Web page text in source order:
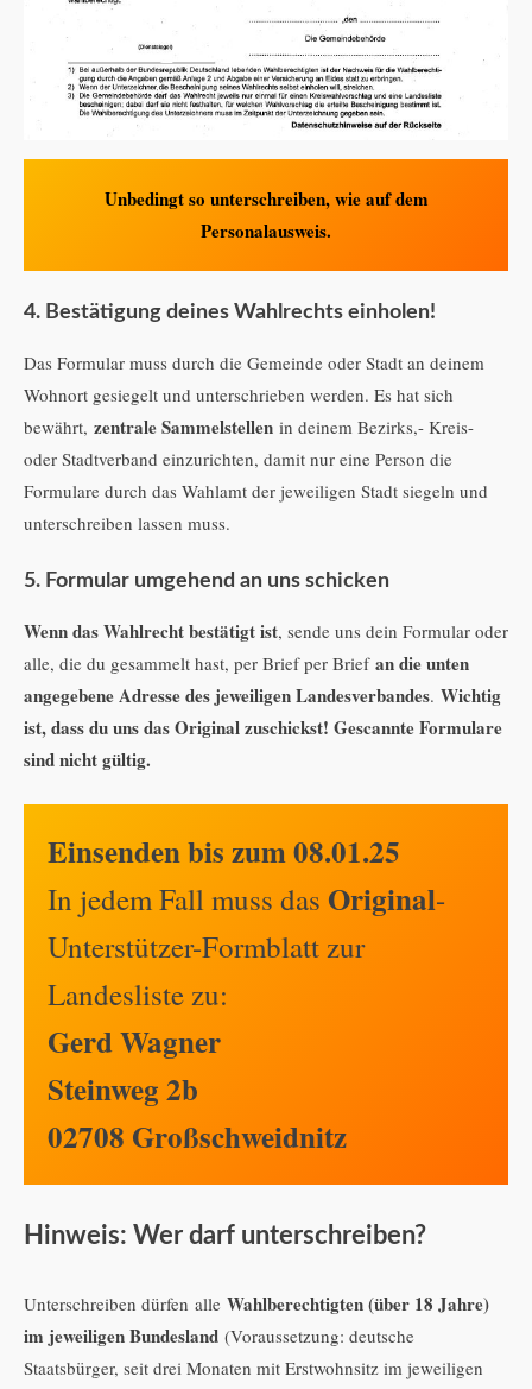
Unbedingt so unterschreiben, wie auf dem
Personalausweis.
4. Bestätigung deines Wahlrechts einholen!
Das Formular muss durch die Gemeinde oder Stadt an deinem
Wohnort gesiegelt und unterschrieben werden. Es hat sich
bewährt, zentrale Sammelstellen in deinem Bezirks,- Kreis-
oder Stadtverband einzurichten, damit nur eine Person die
Formulare durch das Wahlamt der jeweiligen Stadt siegeln und
unterschreiben lassen muss.
5. Formular umgehend an uns schicken
Wenn das Wahlrecht bestätigt ist, sende uns dein Formular oder
alle, die du gesammelt hast, per Brief per Brief an die unten
angegebene Adresse des jeweiligen Landesverbandes. Wichtig
ist, dass du uns das Original zuschickst! Gescannte Formulare
sind nicht gültig.
Einsenden bis zum 08.01.25
In jedem Fall muss das Original-
Unterstützer-Formblatt zur
Landesliste zu:
Gerd Wagner
Steinweg 2b
02708 Großschweidnitz
Hinweis: Wer darf unterschreiben?
Unterschreiben dürfen alle Wahlberechtigten (über 18 Jahre)
im jeweiligen Bundesland (Voraussetzung: deutsche
Staatsbürger, seit drei Monaten mit Erstwohnsitz im jeweiligen